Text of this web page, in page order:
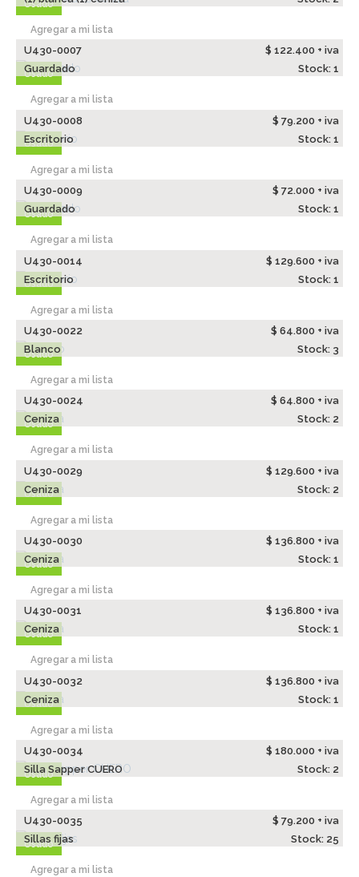
Usado
Agregar a mi lista
Usado
U430-0007
$ 122.400 + iva
Guardado
Stock: 1
Agregar a mi lista
Usado
U430-0008
$ 79.200 + iva
Escritorio
Stock: 1
Agregar a mi lista
Usado
U430-0009
$ 72.000 + iva
Guardado
Stock: 1
Agregar a mi lista
Usado
U430-0014
$ 129.600 + iva
Escritorio
Stock: 1
Agregar a mi lista
Usado
U430-0022
$ 64.800 + iva
Blanco
Stock: 3
Agregar a mi lista
Usado
U430-0024
$ 64.800 + iva
Ceniza
Stock: 2
Agregar a mi lista
Usado
U430-0029
$ 129.600 + iva
Ceniza
Stock: 2
Agregar a mi lista
Usado
U430-0030
$ 136.800 + iva
Ceniza
Stock: 1
Agregar a mi lista
Usado
U430-0031
$ 136.800 + iva
Ceniza
Stock: 1
Agregar a mi lista
Usado
U430-0032
$ 136.800 + iva
Ceniza
Stock: 1
Agregar a mi lista
Usado
U430-0034
$ 180.000 + iva
Silla Sapper CUERO
Stock: 2
Agregar a mi lista
Usado
U430-0035
$ 79.200 + iva
Sillas fijas
Stock: 25
Agregar a mi lista